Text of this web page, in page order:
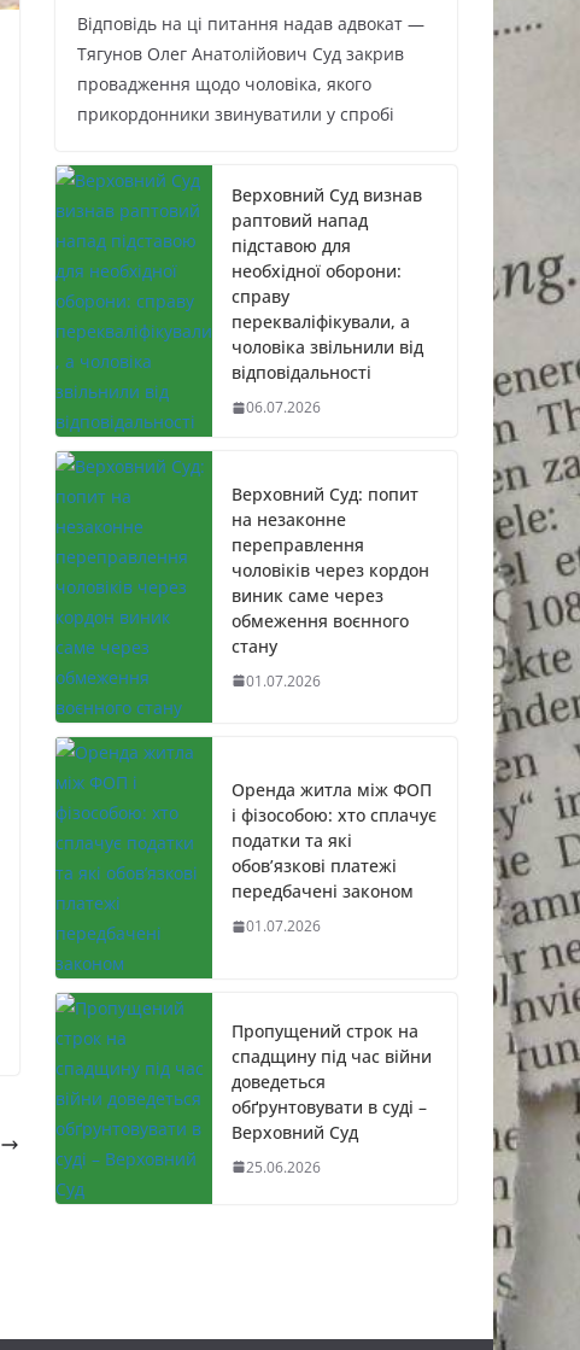
Відповідь на ці питання надав адвокат —
Тягунов Олег Анатолійович Суд закрив
провадження щодо чоловіка, якого
прикордонники звинуватили у спробі
Верховний Суд визнав
раптовий напад
підставою для
необхідної оборони:
справу
перекваліфікували, а
чоловіка звільнили від
відповідальності
06.07.2026
Верховний Суд: попит
на незаконне
переправлення
чоловіків через кордон
виник саме через
обмеження воєнного
стану
01.07.2026
Оренда житла між ФОП
і фізособою: хто сплачує
податки та які
обов’язкові платежі
передбачені законом
01.07.2026
Пропущений строк на
спадщину під час війни
доведеться
обґрунтовувати в суді –
Верховний Суд
25.06.2026